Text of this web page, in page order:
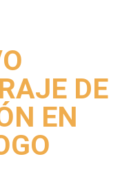
DE
EN